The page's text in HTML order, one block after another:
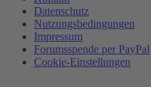
Datenschutz
Nutzungsbedingungen
Impressum
Forumsspende per PayPal
Cookie-Einstellungen